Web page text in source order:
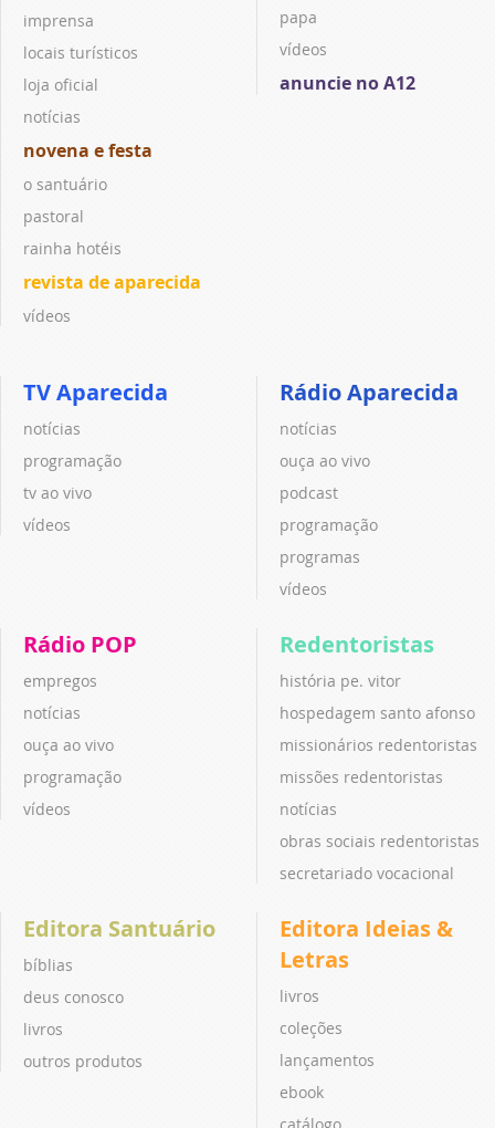
imprensa
locais turísticos
loja oficial
notícias
novena e festa
o santuário
pastoral
rainha hotéis
revista de aparecida
vídeos
papa
vídeos
anuncie no A12
TV Aparecida
notícias
programação
tv ao vivo
vídeos
Rádio Aparecida
notícias
ouça ao vivo
podcast
programação
programas
vídeos
Rádio POP
empregos
notícias
ouça ao vivo
programação
vídeos
Redentoristas
história pe. vitor
hospedagem santo afonso
missionários redentoristas
missões redentoristas
notícias
obras sociais redentoristas
secretariado vocacional
Editora Santuário
bíblias
deus conosco
livros
outros produtos
Editora Ideias &
Letras
livros
coleções
lançamentos
ebook
catálogo